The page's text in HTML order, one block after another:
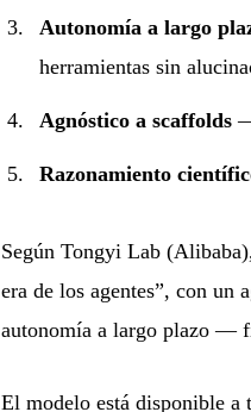
Autonomía a largo
herramientas sin
Agnóstico a scaffolds
Razonamiento
Según Tongyi Lab
era de los agentes”, con un
autonomía a largo plazo —
El modelo está disponible